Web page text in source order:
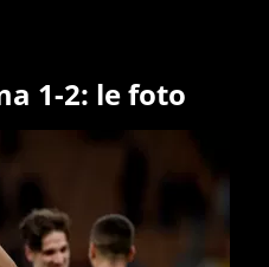
1-2: le foto